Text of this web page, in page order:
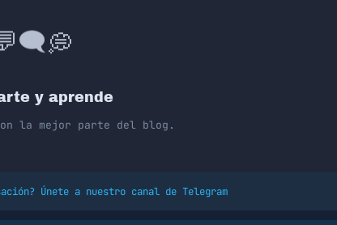
🗨️💭
y aprende
la mejor parte del blog.
Únete a nuestro canal de Telegram